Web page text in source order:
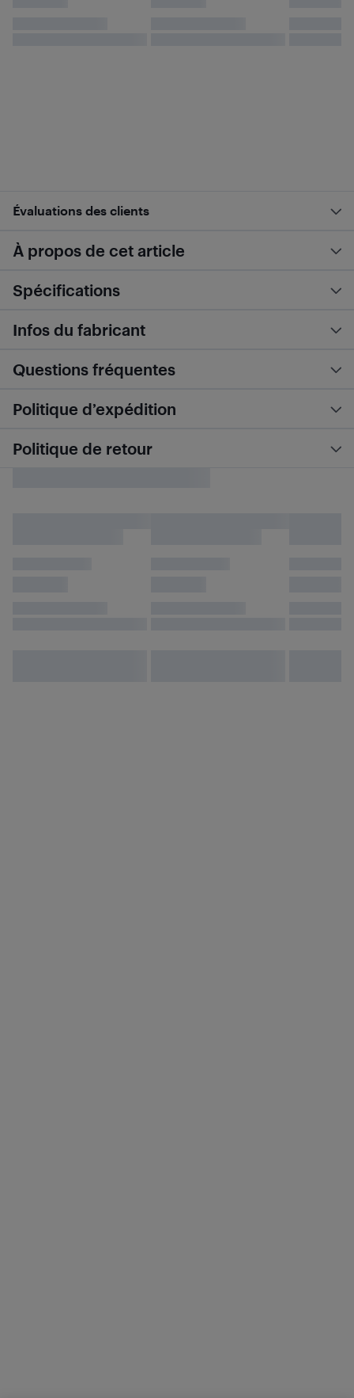
Évaluations des clients
À propos de cet article
Spécifications
Infos du fabricant
Questions fréquentes
Politique d’expédition
Politique de retour